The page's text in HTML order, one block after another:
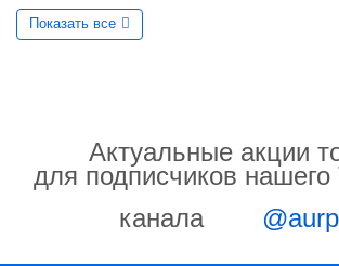
Показать все
Актуальные акции
для подписчиков нашего
канала